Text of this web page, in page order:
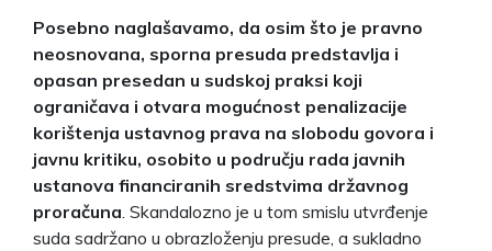
Posebno naglašavamo, da osim što je pravno
neosnovana, sporna presuda predstavlja i
opasan presedan u sudskoj praksi koji
ograničava i otvara mogućnost penalizacije
korištenja ustavnog prava na slobodu govora i
javnu kritiku, osobito u području rada javnih
ustanova financiranih sredstvima državnog
proračuna . Skandalozno je u tom smislu utvrđenje
suda sadržano u obrazloženju presude, a sukladno